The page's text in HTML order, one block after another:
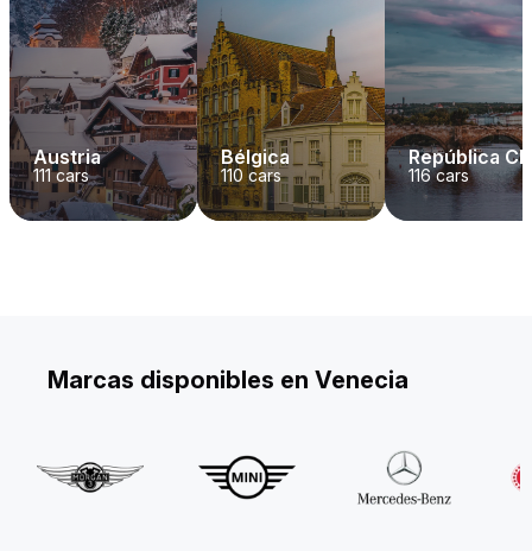
Austria
111cars
Bélgica
110 cars
República
116cars
Marcas disponibles en Venecia